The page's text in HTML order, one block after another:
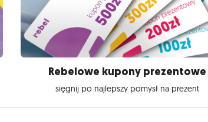
Rebelowe kupony prezentowe
sięgnij po najlepszy pomysł na prezent